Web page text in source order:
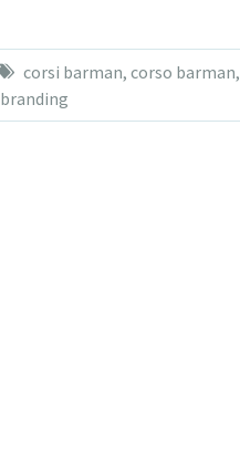
corsi barman, corso barman,